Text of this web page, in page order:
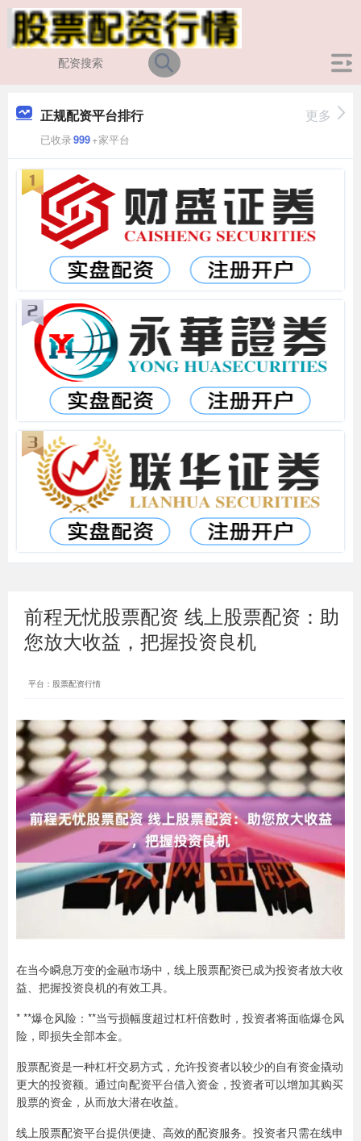
正规配资平台排行
已收录999+家平台
更多
前程无忧股票配资 线上股票配资：助
您放大收益，把握投资良机
平台：股票配资行情
在当今瞬息万变的金融市场中，线上股票配资已成为投资者放大收
益、把握投资良机的有效工具。
* **爆仓风险：**当亏损幅度超过杠杆倍数时，投资者将面临爆仓风
险，即损失全部本金。
股票配资是一种杠杆交易方式，允许投资者以较少的自有资金撬动
更大的投资额。通过向配资平台借入资金，投资者可以增加其购买
股票的资金，从而放大潜在收益。
线上股票配资平台提供便捷、高效的配资服务。投资者只需在线申